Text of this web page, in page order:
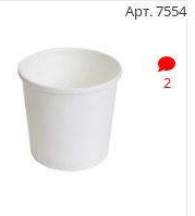
Арт. 7554
2